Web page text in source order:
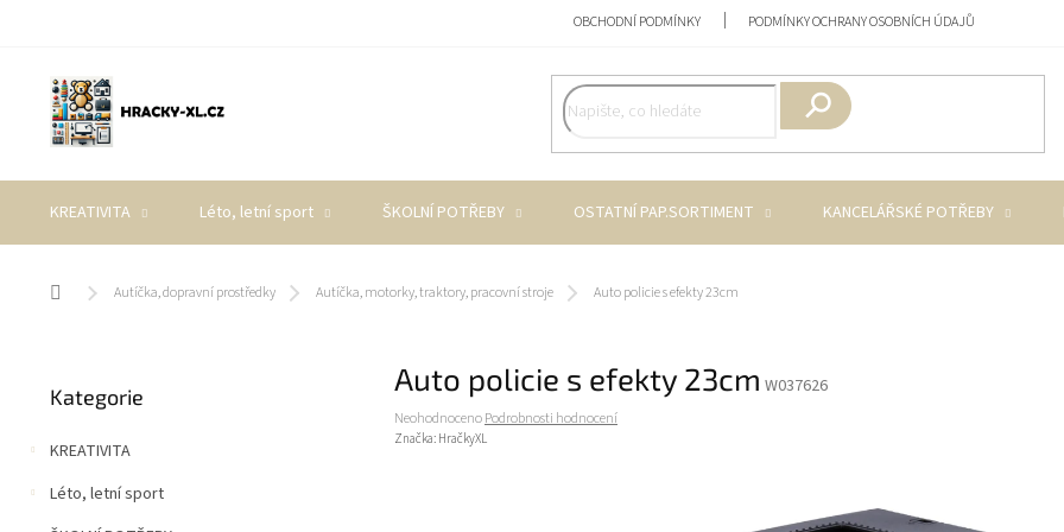
OBCHODNÍ PODMÍNKY PODMÍNKY OCHRANY OSOBNÍCH ÚDAJŮ
KREATIVITA Léto, letní sport ŠKOLNÍ POTŘEBY OSTATNÍ PAP.SORTIMENT KANCELÁŘSKÉ POTŘEBY
Domů Autíčka, dopravní prostředky Autíčka, motorky, traktory, pracovní stroje Auto policie s efekty 23cm
s
r
a
kategorie
Kategorie
KREATIVITA
Léto, letní sport
Auto policie s efekty 23cm W037626
Průměrné
hodnocení
NeohodnocenoPodrobnosti hodnocení
Značka: HračkyXL